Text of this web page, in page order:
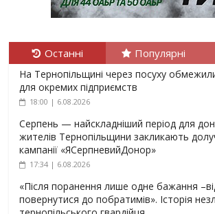
Останні Популярні
На Тернопільщині через посуху
для окремих підприємств
18:00 | 6.08.2026
Серпень — найскладніший період для
жителів Тернопільщини закликають
кампанії «ЯСерпневийДонор»
17:34 | 6.08.2026
«Після поранення лише одне бажання
повернутися до побратимів». Історія